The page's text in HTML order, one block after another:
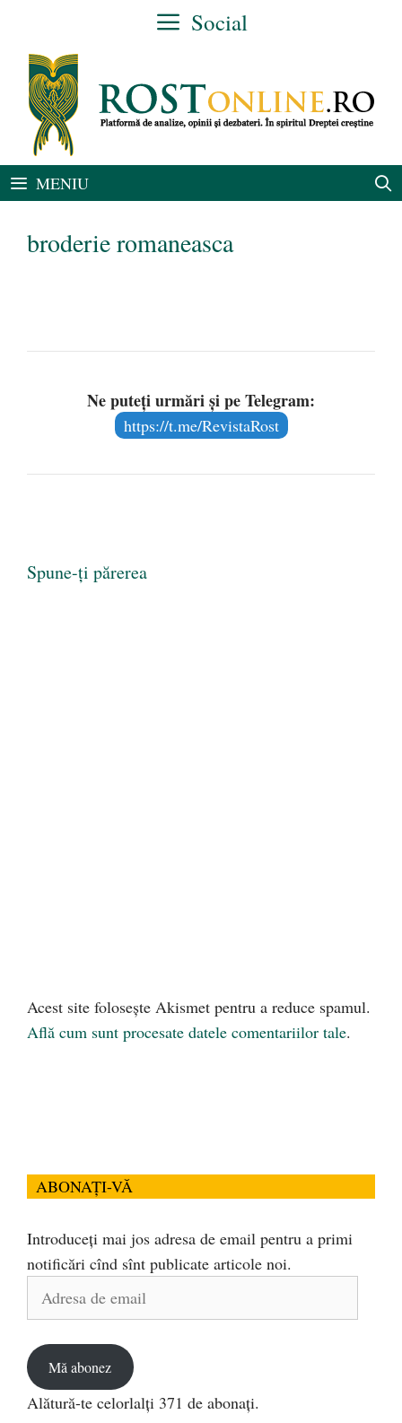
conținut
Social
MENIU
broderie romaneasca
Ne puteți urmări și pe Telegram:
https://t.me/RevistaRost
Spune-ți părerea
Acest site folosește Akismet pentru a reduce spamul.
Află cum sunt procesate datele comentariilor tale.
ABONAȚI-VĂ
Introduceți mai jos adresa de email pentru a primi
notificări cînd sînt publicate articole noi.
Adresa
Mă abonez
Alătură-te celorlalți 371 de abonați.